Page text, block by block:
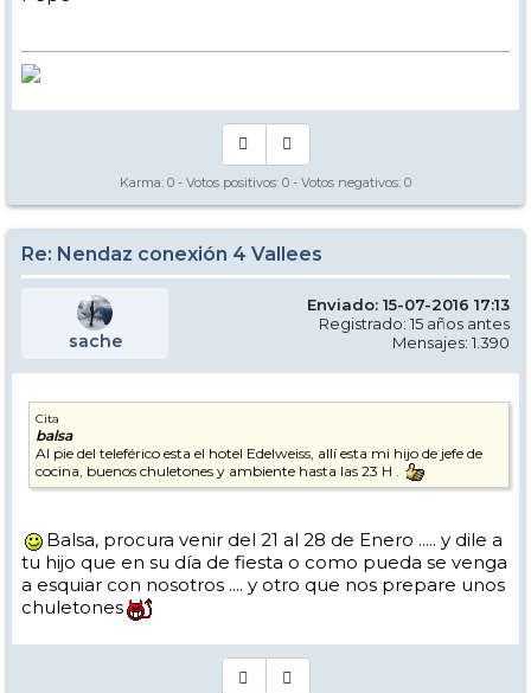
Karma: 0 - Votos positivos: 0 - Votos negativos: 0
Re: Nendaz conexión 4 Vallees
sache
Enviado: 15-07-2016 17:13
Registrado: 15 años antes
Mensajes: 1.390
Cita
balsa
Al pie del teleférico esta el hotel Edelweiss, allí esta mi hijo de jefe de
cocina, buenos chuletones y ambiente hasta las 23 H .
Balsa, procura venir del 21 al 28 de Enero ..... y dile a
tu hijo que en su día de fiesta o como pueda se venga
a esquiar con nosotros .... y otro que nos prepare unos
chuletones